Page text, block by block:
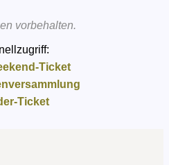
vorbehalten.
Ticket
Ticket